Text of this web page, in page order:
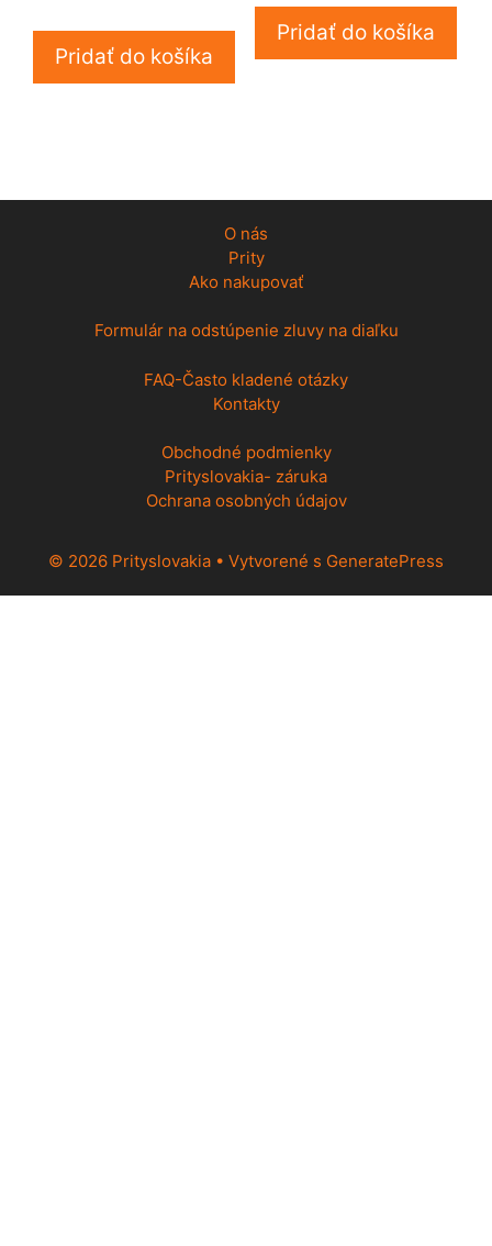
Pridať do košíka
Pridať do košíka
O nás
Prity
Ako nakupovať
Formulár na odstúpenie zluvy na diaľku
FAQ-Často kladené otázky
Kontakty
Obchodné podmienky
Prityslovakia- záruka
Ochrana osobných údajov
© 2026 Prityslovakia • Vytvorené s GeneratePress